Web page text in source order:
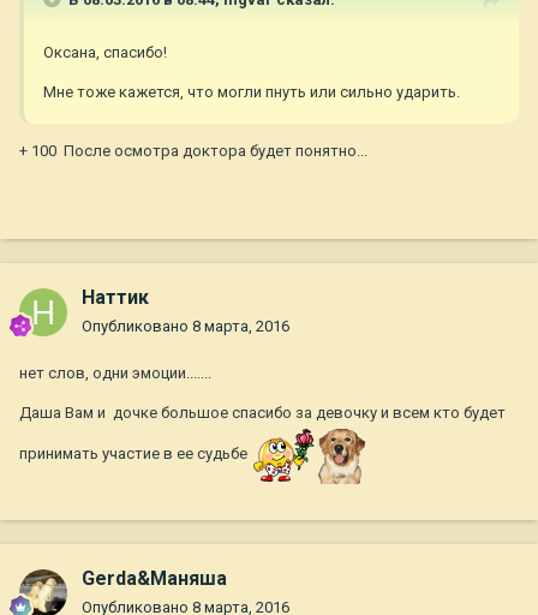
Оксана, спасибо!
Мне тоже кажется, что могли пнуть или сильно ударить.
+ 100 После осмотра доктора будет понятно...
Наттик
Опубликовано 8 марта, 2016
нет слов, одни эмоции.......
Даша Вам и дочке большое спасибо за девочку и всем кто будет
принимать участие в ее судьбе
Gerda&Маняша
Опубликовано 8 марта, 2016